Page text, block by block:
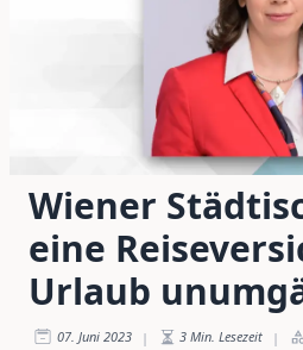
Wiener
eine
Urlaub
07. Juni 2023 | 3 Min. Lesezeit |